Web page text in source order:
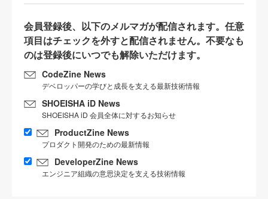
会員登録後、以下のメルマガが配信されます。任意
項目はチェックを外すと配信されません。不要なも
のは登録後にいつでも解除いただけます。
CodeZine News
デベロッパーの学びと成長を支える最新技術情報
SHOEISHA iD News
SHOEISHA iD 会員全体に対するお知らせ
ProductZine News
プロダクト開発のための最新情報
DeveloperZine News
エンジニア組織の意思決定を支える技術情報